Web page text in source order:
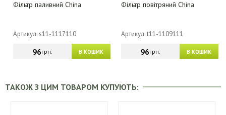
Фільтр паливний China
Артикул: s11-1117110
В КОШИК
96грн.
Фільтр повітряний China
Артикул: t11-1109111
В КОШИК
96грн.
ТАКОЖ З ЦИМ ТОВАРОМ КУПУЮТЬ: